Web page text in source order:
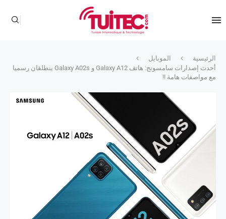
الرئيسية
الموبايل
أحدث إصدارات سامسونج: هاتف Galaxy A12 و Galaxy A02s ينطلقان رسميا
مع مواصفات هامة !!